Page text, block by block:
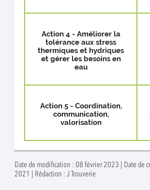
Action 4 - Améliorer la
tolérance aux stress
thermiques et hydriques
et gérer les besoins en
eau
Action 5 - Coordination,
communication,
valorisation
Date de modification : 08 février 2023 | Date de
2021 | Rédaction : J Trouverie